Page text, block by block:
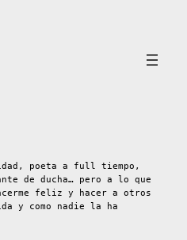
poeta a full tiempo,
de ducha… pero a lo que
feliz y hacer a otros
y como nadie la ha